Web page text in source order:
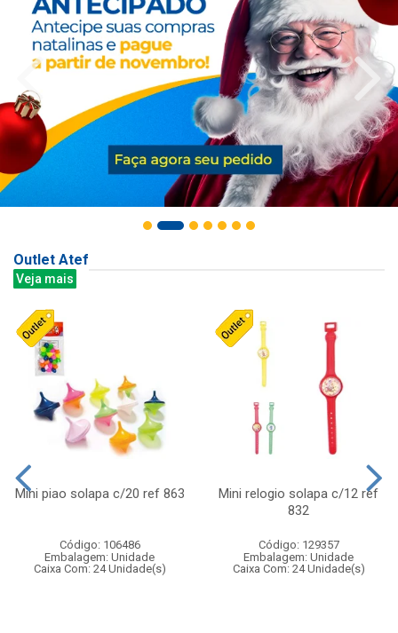
Outlet Atef
Veja mais
Mini piao solapa c/20 ref 863
Código: 106486
Embalagem: Unidade
Caixa Com: 24 Unidade(s)
Mini relogio solapa c/12 ref
832
Código: 129357
Embalagem: Unidade
Caixa Com: 24 Unidade(s)